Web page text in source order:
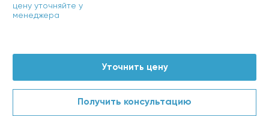
цену уточняйте у
менеджера
Уточнить цену
Получить консультацию